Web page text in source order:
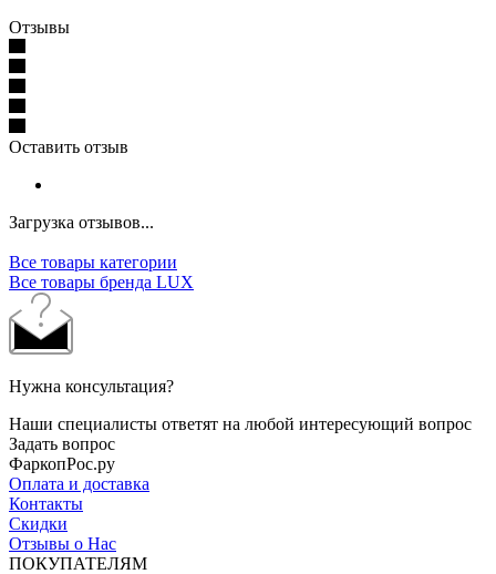
Отзывы
Оставить отзыв
Загрузка отзывов...
Все товары категории
Все товары бренда LUX
Нужна консультация?
Наши специалисты ответят на любой интересующий вопрос
Задать вопрос
ФаркопРос.ру
Оплата и доставка
Контакты
Скидки
Отзывы о Нас
ПОКУПАТЕЛЯМ